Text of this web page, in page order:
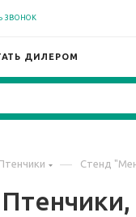
ЗВОНОК
ДИЛЕРОМ
— Стенд